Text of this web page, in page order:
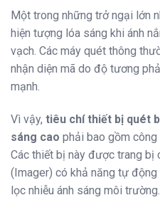
Một trong những trở ngại lớn
hiện tượng lóa sáng khi ánh
vạch. Các máy quét thông
nhận diện mã do độ tương
mạnh.
Vì vậy, tiêu chí thiết bị quét
sáng cao phải bao gồm công
Các thiết bị này được trang bị
(Imager) có khả năng tự
lọc nhiễu ánh sáng môi